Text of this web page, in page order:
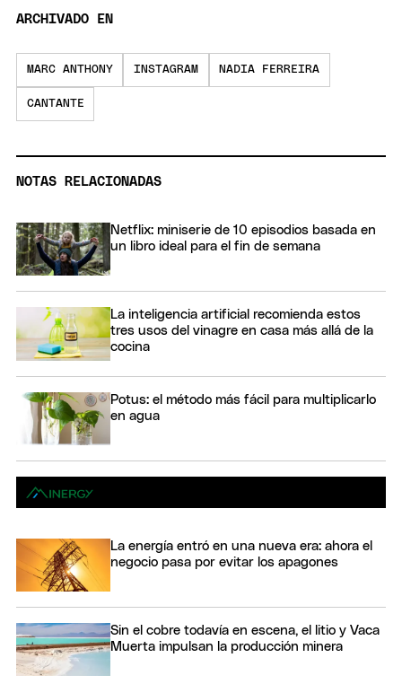
ARCHIVADO EN
MARC ANTHONY INSTAGRAM NADIA FERREIRA
CANTANTE
NOTAS RELACIONADAS
Netflix: miniserie de 10 episodios basada en
un libro ideal para el fin de semana
La inteligencia artificial recomienda estos
tres usos del vinagre en casa más allá de la
cocina
Potus: el método más fácil para multiplicarlo
en agua
La energía entró en una nueva era: ahora el
negocio pasa por evitar los apagones
Sin el cobre todavía en escena, el litio y Vaca
Muerta impulsan la producción minera